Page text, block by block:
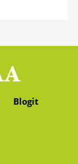
Blogit